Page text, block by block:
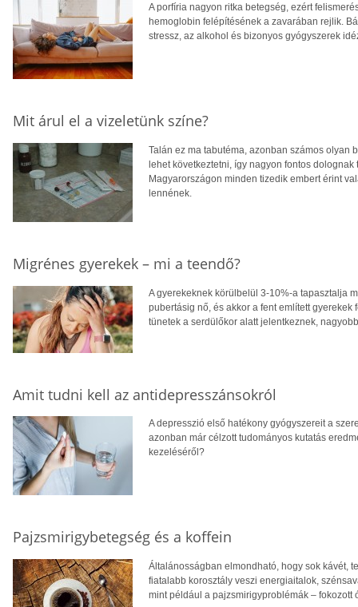
A porfíria nagyon ritka betegség, ezért
hemoglobin felépítésének a zavarában rejlik.
stressz, az alkohol és bizonyos gyógyszerek
Mit árul el a vizeletünk színe?
Talán ez ma tabutéma, azonban számos olyan
lehet következtetni, így nagyon fontos
Magyarországon minden tizedik embert érint
lennének.
Migrénes gyerekek – mi a teendő?
A gyerekeknek körülbelül 3-10%-a tapasztalja
pubertásig nő, és akkor a fent említett
tünetek a serdülőkor alatt jelentkeznek,
Amit tudni kell az antidepresszánsokról
A depresszió első hatékony gyógyszereit a
azonban már célzott tudományos kutatás
kezeléséről?
Pajzsmirigybetegség és a koffein
Általánosságban elmondható, hogy sok kávét,
fiatalabb korosztály veszi energiaitalok,
mint például a pajzsmirigyproblémák – fokozott